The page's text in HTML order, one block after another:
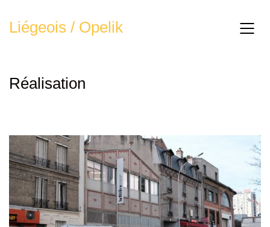
Liégeois / Opelik
Réalisation